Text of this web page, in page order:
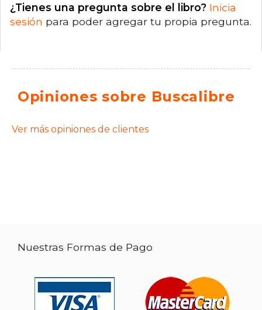
¿Tienes una pregunta sobre el libro? Inicia
sesión para poder agregar tu propia pregunta.
Opiniones sobre Buscalibre
Ver más opiniones de clientes
Nuestras Formas de Pago